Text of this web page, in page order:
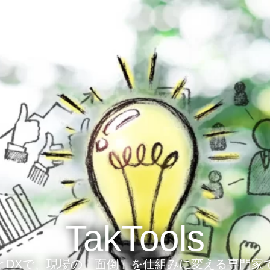
TakTools
DXで、現場の「面倒」を仕組みに変える専門家